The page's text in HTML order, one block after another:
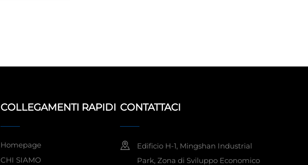
COLLEGAMENTI RAPIDI
Homepage
CHI SIAMO
CONTATTACI
Edificio H-1, Mingshan Industrial
Park, Zona di Sviluppo Economico